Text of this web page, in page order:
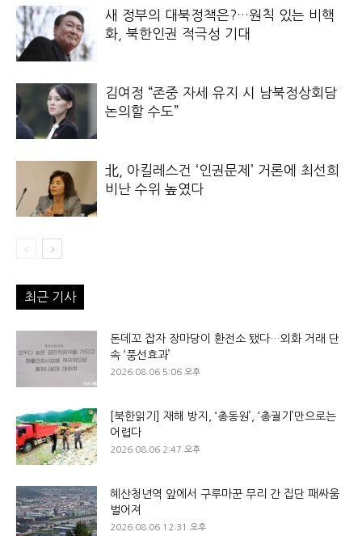
새 정부의 대북정책은?…원칙 있는 비핵
화, 북한인권 적극성 기대
김여정 “존중 자세 유지 시 남북정상회담
논의할 수도”
北, 아킬레스건 ‘인권문제’ 거론에 최선희
비난 수위 높였다
최근 기사
돈데꼬 잡자 장마당이 환전소 됐다…외화 거래 단
속 ‘풍선효과’
2026.08.06 5:06 오후
[북한읽기] 재해 방지, ‘총동원’, ‘총궐기’만으로는
어렵다
2026.08.06 2:47 오후
혜산청년역 앞에서 구루마꾼 무리 간 집단 패싸움
벌어져
2026.08.06 12:31 오후